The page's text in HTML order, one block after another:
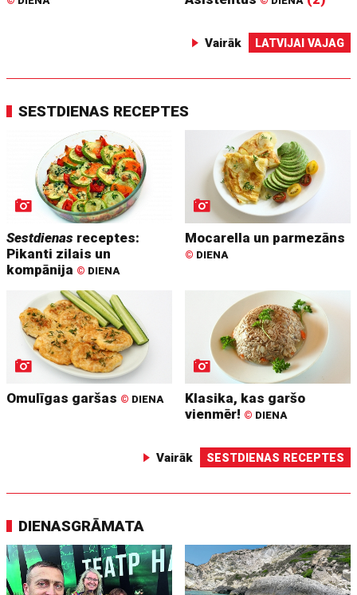
Vairāk LATVIJAI VAJAG
SESTDIENAS RECEPTES
Sestdienas receptes:
Pikanti zilais un
kompānija © DIENA
Mocarella un parmezāns
© DIENA
Omulīgas garšas © DIENA
Klasika, kas garšo
vienmēr! © DIENA
Vairāk SESTDIENAS RECEPTES
DIENASGRĀMATA